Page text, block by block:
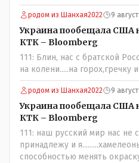
вакцинированных может
прививки. Бумага нужна как
дружащих с школьными
частности биологии и
люди и отказываются и я в
прививал.Лично я вам и тем
Добровольные действия
частотности появления в
комбинаций генов
без того основательно
естественный отбор.
родом из Шанхая2022 9
Украина пообещала США
КТК – Bloomberg
111: Блин, нас с братской
на колени.....на горох,гречку
родом из Шанхая2022 9
Украина пообещала США
КТК – Bloomberg
111: наш русский мир нас не
принадлежу и
способностью менять